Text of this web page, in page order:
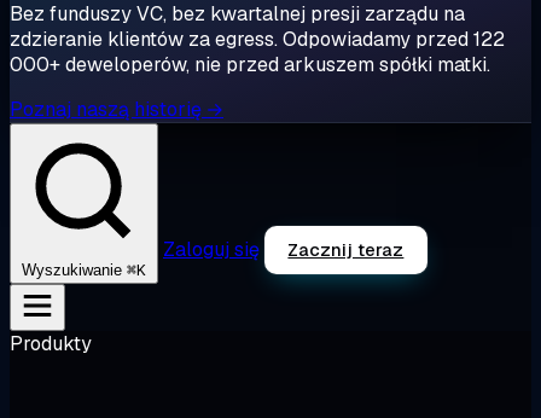
Bez funduszy VC, bez kwartalnej presji zarządu na
zdzieranie klientów za egress. Odpowiadamy przed 122
000+ deweloperów, nie przed arkuszem spółki matki.
Poznaj naszą historię →
Wyszukiwanie ⌘K
Zaloguj się Zacznij teraz
Produkty